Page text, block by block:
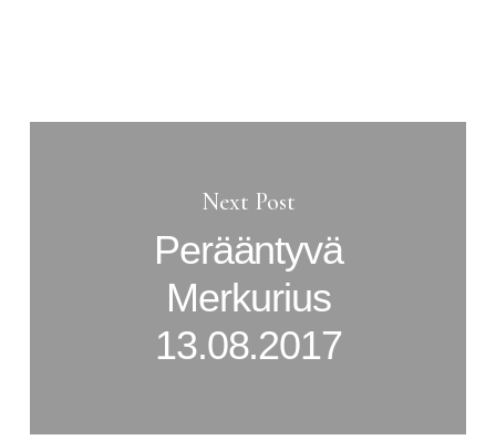
Next Post
Perääntyvä
Merkurius
13.08.2017